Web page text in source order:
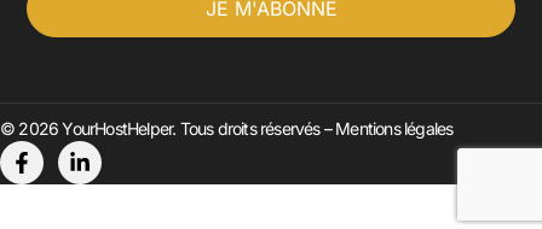
© 2026 YourHostHelper. Tous droits réservés –Mentions légales